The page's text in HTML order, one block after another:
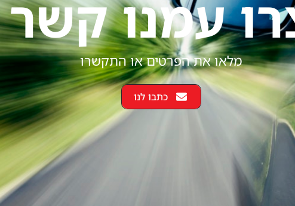
עמנו קשר
מלאו את הפרטים או התקשרו
כתבו לנו